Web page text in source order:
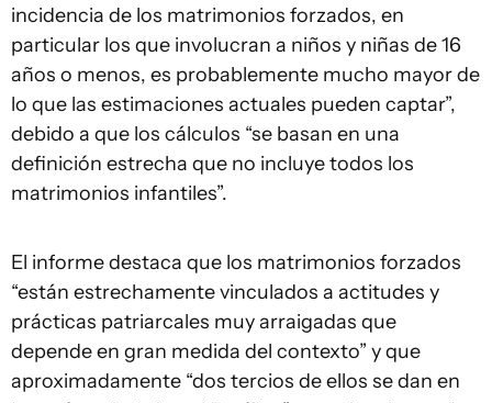
incidencia de los matrimonios forzados, en
particular los que involucran a niños y niñas de 16
años o menos, es probablemente mucho mayor de
lo que las estimaciones actuales pueden captar”,
debido a que los cálculos “se basan en una
definición estrecha que no incluye todos los
matrimonios infantiles”.
El informe destaca que los matrimonios forzados
“están estrechamente vinculados a actitudes y
prácticas patriarcales muy arraigadas que
depende en gran medida del contexto” y que
aproximadamente “dos tercios de ellos se dan en